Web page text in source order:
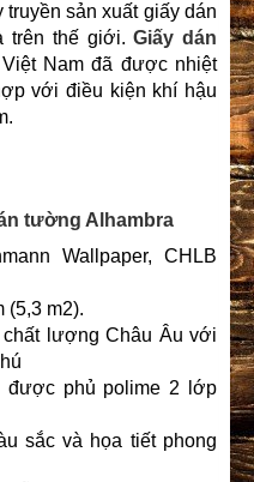
sản xuất giấy dán
trên thế giới.Giấy dán
Nam đã được nhiệt
với điều kiện khí hậu
tường Alhambra
Wallpaper, CHLB
(5,3 m2).
chất lượng Châu Âu với
được phủ polime 2 lớp
sắc và họa tiết phong